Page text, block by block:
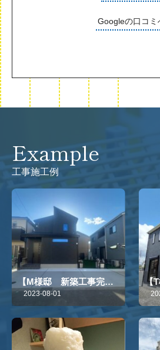
Googleの口コミ
Example
工事施工例
【M様邸 新築工事完成
202308】
2023-08-01
【